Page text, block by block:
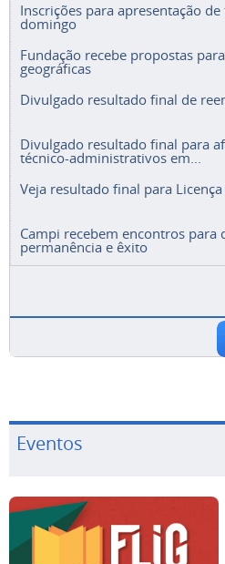
Inscrições para apresentação
domingo
Fundação recebe propostas
geográficas
Divulgado resultado final de
Divulgado resultado final para
técnico-administrativos em...
Veja resultado final para Licença
Campi recebem encontros para
permanência e êxito
Eventos